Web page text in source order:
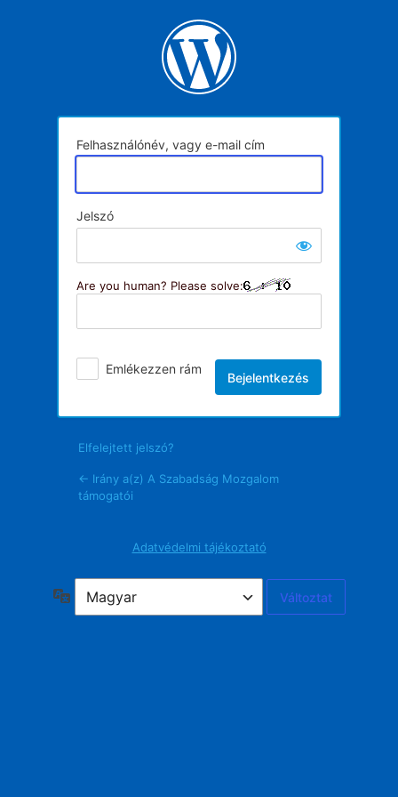
Felhasználónév, vagy e-mail cím
Jelszó
Are you human? Please solve:
Emlékezzen rám
Elfelejtett jelszó?
← Irány a(z) A Szabadság Mozgalom
támogatói
Adatvédelmi tájékoztató
Nyelv